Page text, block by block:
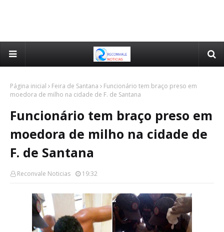
Página inicial Feira de Santana
Funcionário tem braço preso em
moedora de milho na cidade de F. de Santana
Funcionário tem braço preso em
moedora de milho na cidade de
F. de Santana
Reconvale Noticias 19:32